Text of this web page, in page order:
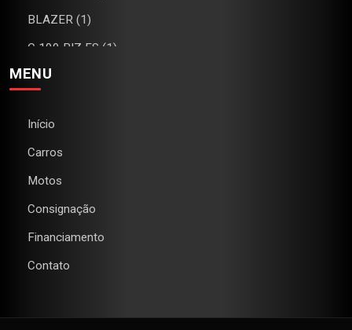
BLAZER (1)
C 100 BIZ ES (1)
C4 (1)
CHEROKEE (1)
MENU
Início
Carros
Motos
Consignação
Financiamento
Contato